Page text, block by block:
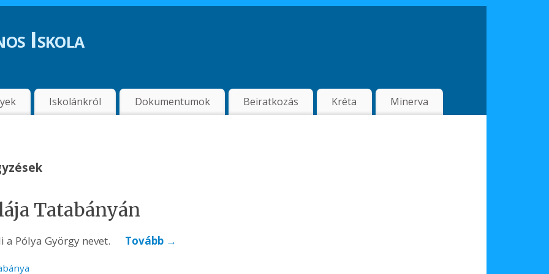
Iskola
Iskolánkról Dokumentumok Beiratkozás Kréta Minerva
Tatabányán
Pólya György nevet. Tovább →